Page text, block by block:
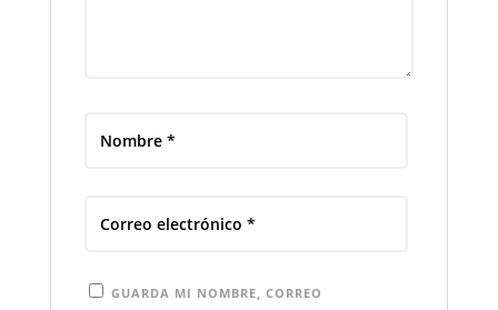
GUARDA MI NOMBRE, CORREO